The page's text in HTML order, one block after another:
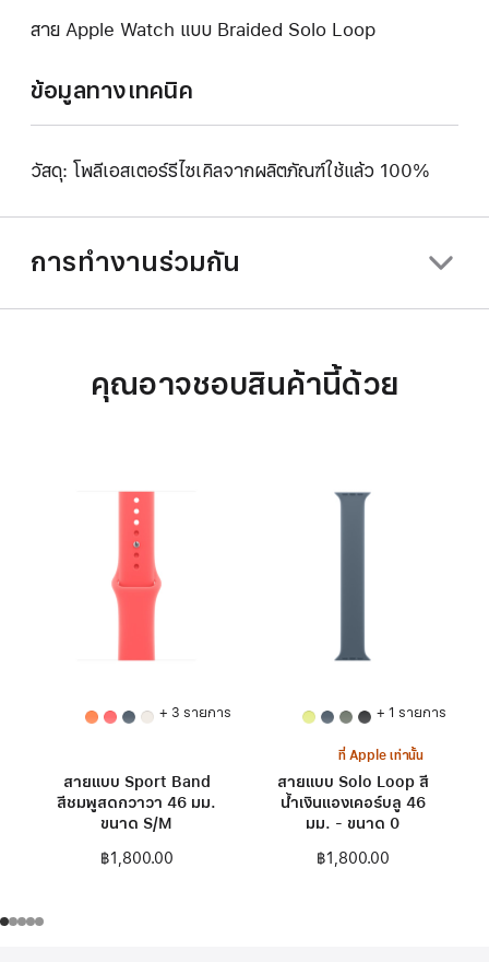
สาย Apple Watch แบบ Braided Solo Loop
ข้อมูลทางเทคนิค
วัสดุ: โพลีเอสเตอร์รีไซเคิลจากผลิตภัณฑ์ใช้แล้ว 100%
การทำงานร่วมกัน
คุณอาจชอบสินค้านี้ด้วย
+ 3 รายการ
สายแบบ Sport Band
สีชมพูสดกวาวา 46 มม.
ขนาด S/M
฿1,800.00
+ 1 รายการ
ที่ Apple เท่านั้น
สายแบบ Solo Loop สี
น้ำเงินแองเคอร์บลู 46
มม. - ขนาด 0
฿1,800.00